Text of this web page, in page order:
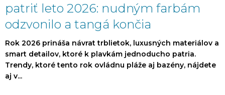
patriť leto 2026: nudným farbám
odzvonilo a tangá končia
Rok 2026 prináša návrat trblietok, luxusných materiálov a
smart detailov, ktoré k plavkám jednoducho patria.
Trendy, ktoré tento rok ovládnu pláže aj bazény, nájdete
aj v...